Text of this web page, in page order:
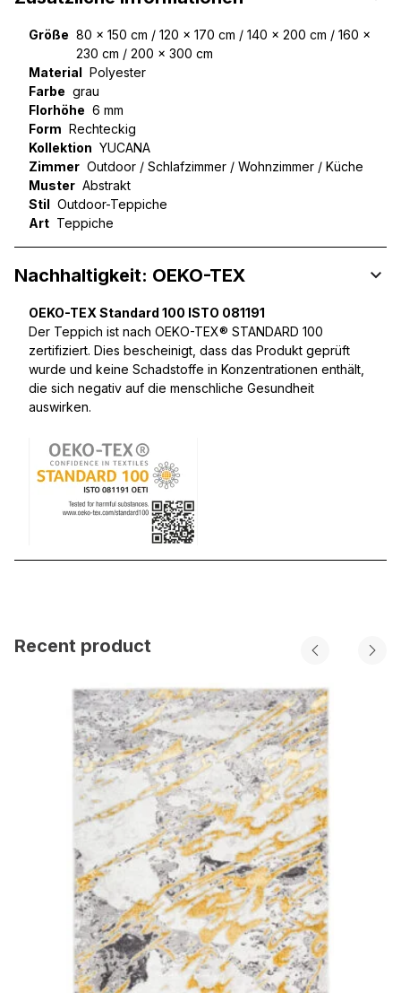
Größe 80 x 150 cm / 120 x 170 cm / 140 x 200 cm / 160 x
230 cm / 200 x 300 cm
Material Polyester
Farbe grau
Florhöhe 6 mm
Form Rechteckig
Kollektion YUCANA
Zimmer Outdoor / Schlafzimmer / Wohnzimmer / Küche
Muster Abstrakt
Stil Outdoor-Teppiche
Art Teppiche
Nachhaltigkeit: OEKO-TEX
OEKO-TEX Standard 100 ISTO 081191
Der Teppich ist nach OEKO-TEX® STANDARD 100
zertifiziert. Dies bescheinigt, dass das Produkt geprüft
wurde und keine Schadstoffe in Konzentrationen enthält,
die sich negativ auf die menschliche Gesundheit
auswirken.
Recent product